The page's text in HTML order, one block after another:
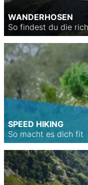
WANDERHOSEN
So findest du die
SPEED HIKING
So macht es dich fit